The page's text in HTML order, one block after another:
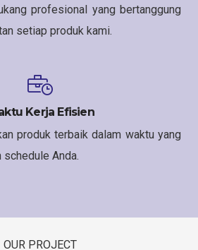
profesional yang bertanggung
setiap produk kami.
Kerja Efisien
produk terbaik dalam waktu yang
Anda.
OUR PROJECT